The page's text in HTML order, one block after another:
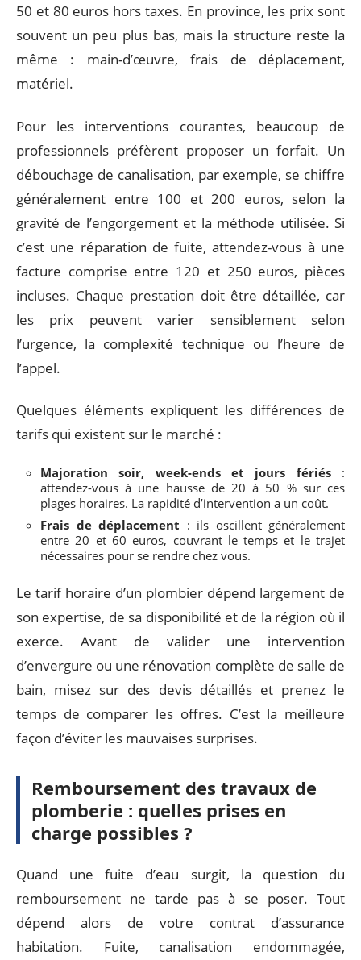
50 et 80 euros hors taxes. En province, les prix sont
souvent un peu plus bas, mais la structure reste la
même : main-d’œuvre, frais de déplacement,
matériel.
Pour les interventions courantes, beaucoup de
professionnels préfèrent proposer un forfait. Un
débouchage de canalisation, par exemple, se chiffre
généralement entre 100 et 200 euros, selon la
gravité de l’engorgement et la méthode utilisée. Si
c’est une réparation de fuite, attendez-vous à une
facture comprise entre 120 et 250 euros, pièces
incluses. Chaque prestation doit être détaillée, car
les prix peuvent varier sensiblement selon
l’urgence, la complexité technique ou l’heure de
l’appel.
Quelques éléments expliquent les différences de
tarifs qui existent sur le marché :
Majoration soir, week-ends et jours fériés:
attendez-vous à une hausse de 20 à 50 % sur ces
plages horaires. La rapidité d’intervention a un coût.
Frais de déplacement : ils oscillent généralement
entre 20 et 60 euros, couvrant le temps et le trajet
nécessaires pour se rendre chez vous.
Le tarif horaire d’un plombier dépend largement de
son expertise, de sa disponibilité et de la région où il
exerce. Avant de valider une intervention
d’envergure ou une rénovation complète de salle de
bain, misez sur des devis détaillés et prenez le
temps de comparer les offres. C’est la meilleure
façon d’éviter les mauvaises surprises.
Remboursement des travaux de
plomberie : quelles prises en
charge possibles ?
Quand une fuite d’eau surgit, la question du
remboursement ne tarde pas à se poser. Tout
dépend alors de votre contrat d’assurance
habitation. Fuite, canalisation endommagée,